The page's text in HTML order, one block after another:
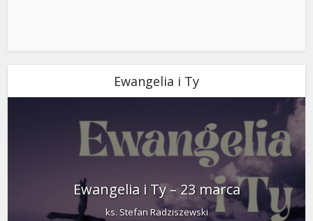
Ewangelia i Ty
Ewangelia i Ty – 23 marca
ks. Stefan Radziszewski